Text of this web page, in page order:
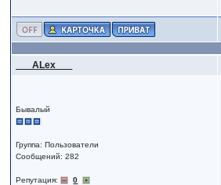
___ALex___
Бывалый
Группа: Пользователи
Сообщений: 282
Репутация: 0